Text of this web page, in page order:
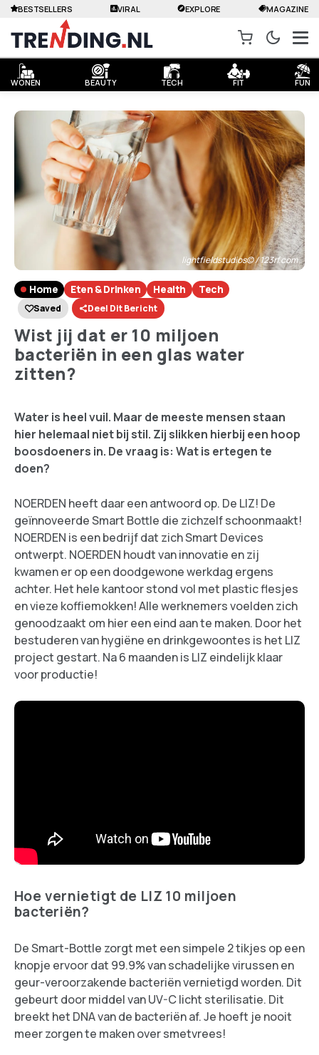
WONEN BEAUTY TECH FIT FUN
BESTSELLERS VIRAL EXPLORE MAGAZINE
lightfieldstudios© / 123rf.com
Home Eten & Drinken Health Tech
Saved Deel Dit Bericht
Wist jij dat er 10 miljoen
bacteriën in een glas water
zitten?
Water is heel vuil. Maar de meeste mensen staan
hier helemaal niet bij stil. Zij slikken hierbij een hoop
boosdoeners in. De vraag is: Wat is ertegen te
doen?
NOERDEN heeft daar een antwoord op. De LIZ! De
geïnnoveerde Smart Bottle die zichzelf schoonmaakt!
NOERDEN is een bedrijf dat zich Smart Devices
ontwerpt. NOERDEN houdt van innovatie en zij
kwamen er op een doodgewone werkdag ergens
achter. Het hele kantoor stond vol met plastic flesjes
en vieze koffiemokken! Alle werknemers voelden zich
genoodzaakt om hier een eind aan te maken. Door het
bestuderen van hygiëne en drinkgewoontes is het LIZ
project gestart. Na 6 maanden is LIZ eindelijk klaar
voor productie!
Hoe vernietigt de LIZ 10 miljoen
bacteriën?
De Smart-Bottle zorgt met een simpele 2 tikjes op een
knopje ervoor dat 99.9% van schadelijke virussen en
geur-veroorzakende bacteriën vernietigd worden. Dit
gebeurt door middel van UV-C licht sterilisatie. Dit
breekt het DNA van de bacteriën af. Je hoeft je nooit
meer zorgen te maken over smetvrees!